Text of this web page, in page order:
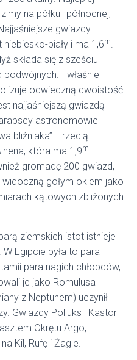
na półkuli północnej;
gwiazdy
biały i ma 1,6m.
składa się z sześciu
I właśnie
odwieczną dwoistość
najjaśniejszą gwiazdą
astronomowie
bliźniaka”. Trzecią
która ma 1,9m.
gromadę 200 gwiazd,
gołym okiem jako
kątowych zbliżonych
ziemskich istot istnieje
Egipcie była to para
para nagich chłopców,
je jako Romulusa
z Neptunem) uczynił
Gwiazdy Polluks i Kastor
Okrętu Argo,
Kil, Rufę i Żagle.